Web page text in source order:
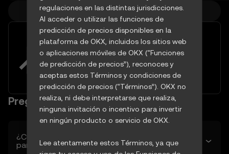
Más precios de criptos
Capitaliza la volatilidad del
mercado con herramientas de
trading avanzadas
Probar ahora
Preguntas frecuentes
¿Cuál es la predicción del precio de Optimism
para mañana?
regulaciones en las distintas jurisdicciones.
Al acceder o utilizar las funciones de
predicción de precios disponibles en la
plataforma de OKX, incluidos los sitios web
o aplicaciones móviles de OKX (“Funciones
de predicción de precios”), reconoces y
aceptas estos Términos y condiciones de
predicción de precios (“Términos”). OKX no
realiza, ni debe interpretarse que realiza,
ninguna invitación o incentivo para invertir
en ningún producto o servicio de OKX.
Lee atentamente estos Términos, ya que